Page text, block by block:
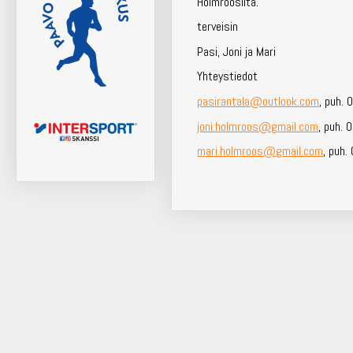
terveisin
Pasi, Joni ja Mari
Yhteystiedot
pasirantala@outlook.com, puh.
joni.holmroos@gmail.com, puh.
mari.holmroos@gmail.com,